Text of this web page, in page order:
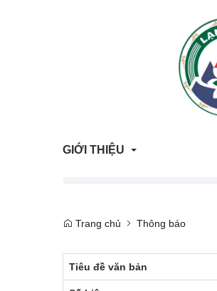
GIỚI THIỆU
Trang chủ Thông báo
Tiêu đề văn bản